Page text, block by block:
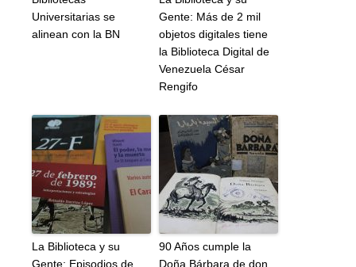
Universitarias se
alinean con la BN
Gente: Más de 2 mil
objetos digitales tiene
la Biblioteca Digital de
Venezuela César
Rengifo
La Biblioteca y su
Gente: Episodios de
90 Años cumple la
Doña Bárbara de don